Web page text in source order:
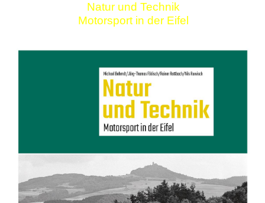
Natur und Technik
Motorsport in der Eifel